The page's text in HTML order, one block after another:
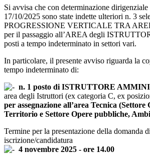
Si avvisa che con determinazione
17/10/2025 sono state indette ulteriori n. 3
PROGRESSIONE VERTICALE TRA
per il passaggio all’AREA degli
posti a tempo indeterminato in settori vari.
In particolare, il presente avviso riguarda la
tempo indeterminato di:
n. 1 posto di ISTRUTTORE
area degli Istruttori (ex categoria C, ex
per assegnazione all’area Tecnica (Settore
Territorio e Settore Opere pubbliche,
Termine per la presentazione della domanda di
iscrizione/candidatura
4 novembre 2025 - ore 14.00